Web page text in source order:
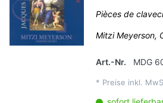
Pièces de
Mitzi Meyerson,
Art.-Nr. MDG
* Preise inkl.